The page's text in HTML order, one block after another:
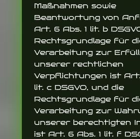
Maßnahmen sowie
Beantwortung von
Art. 6 Abs. 1 lit. b
Rechtsgrundlage für
Verarbeitung zur
unserer rechtlichen
Verpflichtungen ist Art.
lit. c DSGVO, und die
Rechtsgrundlage für
Verarbeitung zur
unserer berechtigten
ist Art. 6 Abs. 1 lit. f